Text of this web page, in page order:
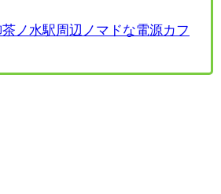
ノ水駅周辺ノマドな電源カフ